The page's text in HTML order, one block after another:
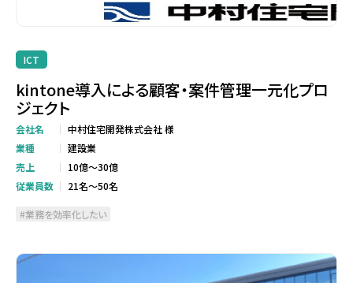
ICT
kintone導入による顧客・案件管理一元化プロ
ジェクト
会社名
中村住宅開発株式会社 様
業種
建設業
売上
10億～30億
従業員数
21名～50名
業務を効率化したい